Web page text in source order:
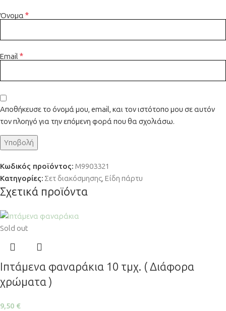
Όνομα *
Email *
Αποθήκευσε το όνομά μου, email, και τον ιστότοπο μου σε αυτόν
τον πλοηγό για την επόμενη φορά που θα σχολιάσω.
Κωδικός προϊόντος: M9903321
Κατηγορίες: Σετ διακόσμησης, Είδη πάρτυ
Σχετικά προϊόντα
Sold out
Ιπτάμενα φαναράκια 10 τμχ. ( Διάφορα
χρώματα )
9,50 €